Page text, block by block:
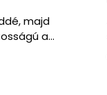
majd
a…